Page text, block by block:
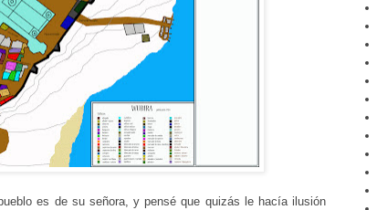
es de su señora, y pensé que quizás le hacía ilusión